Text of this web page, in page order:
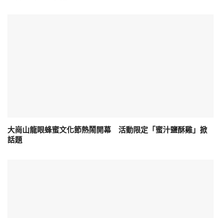
大崗山龍眼蜂蜜文化節熱鬧開幕 活動限定「蜜汁鹽酥雞」掀
話題